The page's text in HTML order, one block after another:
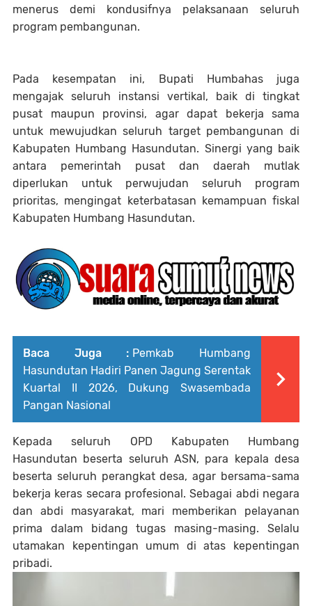
menerus demi kondusifnya pelaksanaan seluruh
program pembangunan.
Pada kesempatan ini, Bupati Humbahas juga
mengajak seluruh instansi vertikal, baik di tingkat
pusat maupun provinsi, agar dapat bekerja sama
untuk mewujudkan seluruh target pembangunan di
Kabupaten Humbang Hasundutan. Sinergi yang baik
antara pemerintah pusat dan daerah mutlak
diperlukan untuk perwujudan seluruh program
prioritas, mengingat keterbatasan kemampuan fiskal
Kabupaten Humbang Hasundutan.
Baca Juga : Pemkab Humbang
Hasundutan Hadiri Panen Jagung Serentak
Kuartal II 2026, Dukung Swasembada
Pangan Nasional
Kepada seluruh OPD Kabupaten Humbang
Hasundutan beserta seluruh ASN, para kepala desa
beserta seluruh perangkat desa, agar bersama-sama
bekerja keras secara profesional. Sebagai abdi negara
dan abdi masyarakat, mari memberikan pelayanan
prima dalam bidang tugas masing-masing. Selalu
utamakan kepentingan umum di atas kepentingan
pribadi.